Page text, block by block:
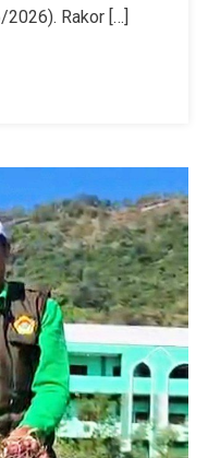
Rakor […]